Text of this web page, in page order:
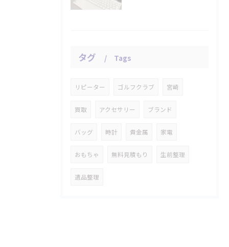
タグ Tags
リピーター ゴルフクラブ 宮崎
買取 アクセサリー ブランド
バッグ 時計 貴金属 家電
おもちゃ 無料見積もり 生前整理
遺品整理